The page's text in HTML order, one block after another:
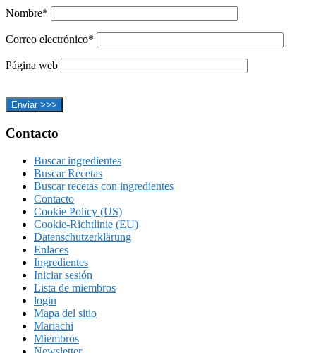
Nombre*
Correo electrónico*
Página web
Footer
Contacto
Buscar ingredientes
Buscar Recetas
Buscar recetas con ingredientes
Contacto
Cookie Policy (US)
Cookie-Richtlinie (EU)
Datenschutzerklärung
Enlaces
Ingredientes
Iniciar sesión
Lista de miembros
login
Mapa del sitio
Mariachi
Miembros